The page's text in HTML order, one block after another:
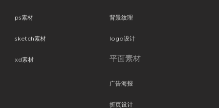
ps素材
sketch素材
xd素材
背景纹理
logo设计
平面素材
广告海报
折页设计